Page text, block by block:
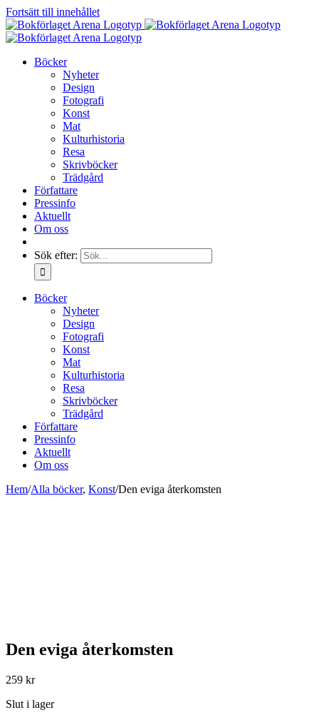
Fortsätt till innehållet
Böcker
Nyheter
Design
Fotografi
Konst
Mat
Kulturhistoria
Resa
Skrivböcker
Trädgård
Författare
Pressinfo
Aktuellt
Om oss
Sök efter:
Böcker
Nyheter
Design
Fotografi
Konst
Mat
Kulturhistoria
Resa
Skrivböcker
Trädgård
Författare
Pressinfo
Aktuellt
Om oss
Hem/Alla böcker, Konst/Den eviga återkomsten
Den eviga återkomsten
259 kr
Slut i lager